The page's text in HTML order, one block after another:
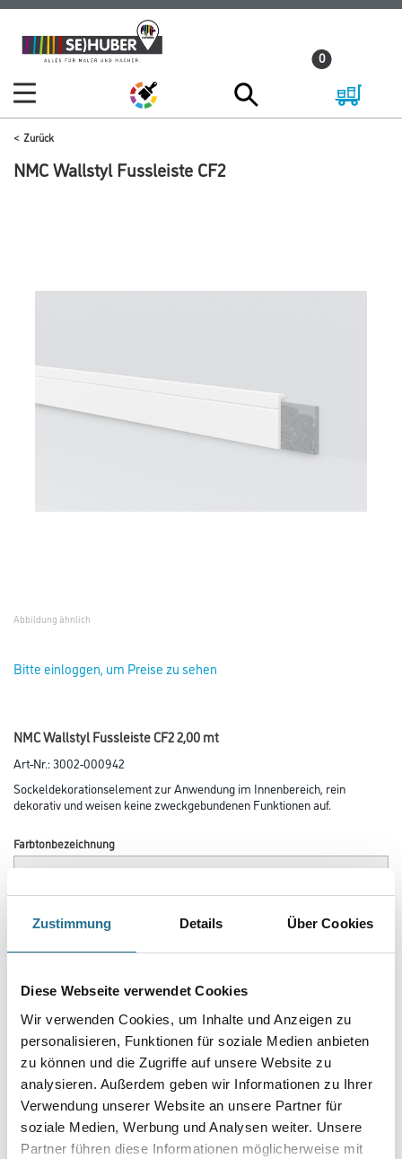
Zustimmung Details Über Cookies
Diese Webseite verwendet Cookies
Wir verwenden Cookies, um Inhalte und Anzeigen zu
personalisieren, Funktionen für soziale Medien anbieten
zu können und die Zugriffe auf unsere Website zu
analysieren. Außerdem geben wir Informationen zu Ihrer
Verwendung unserer Website an unsere Partner für
soziale Medien, Werbung und Analysen weiter. Unsere
Partner führen diese Informationen möglicherweise mit
Zum
Inhalt
Zum
Navigationsmenü
0
Zurück
NMC Wallstyl Fussleiste CF2
Abbildung ähnlich
Bitte einloggen, um Preise zu sehen
NMC Wallstyl Fussleiste CF2 2,00 mt
Art-Nr.:3002-000942
Sockeldekorationselement zur Anwendung im Innenbereich, rein
dekorativ und weisen keine zweckgebundenen Funktionen auf.
Farbtonbezeichnung
Breite in centimeter
Gebinde